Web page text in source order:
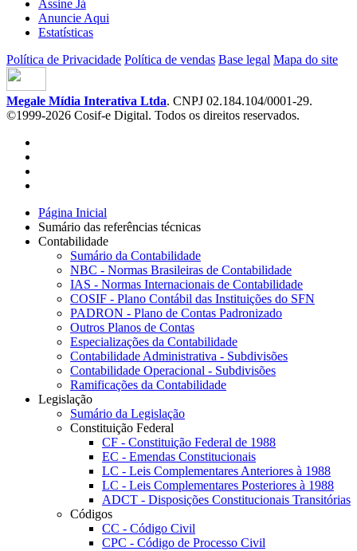
Assine Já
Anuncie Aqui
Estatísticas
Política de Privacidade Política de vendas Base legal Mapa do site
Megale Mídia Interativa Ltda. CNPJ 02.184.104/0001-29.
©1999-2026 Cosif-e Digital. Todos os direitos reservados.
Página Inicial
Sumário das referências técnicas
Contabilidade
Sumário da Contabilidade
NBC - Normas Brasileiras de Contabilidade
IAS - Normas Internacionais de Contabilidade
COSIF - Plano Contábil das Instituições do SFN
PADRON - Plano de Contas Padronizado
Outros Planos de Contas
Especializações da Contabilidade
Contabilidade Administrativa - Subdivisões
Contabilidade Operacional - Subdivisões
Ramificações da Contabilidade
Legislação
Sumário da Legislação
Constituição Federal
CF - Constituição Federal de 1988
EC - Emendas Constitucionais
LC - Leis Complementares Anteriores à 1988
LC - Leis Complementares Posteriores à 1988
ADCT - Disposições Constitucionais Transitórias
Códigos
CC - Código Civil
CPC - Código de Processo Civil